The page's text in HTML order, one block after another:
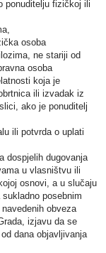
ponuditelju fizičkoj ili
osoba
ne stariji od
osoba
koja je
ili izvadak iz
ako je ponuditelj
ili potvrda o uplati
dospjelih dugovanja
u vlasništvu ili
osnovi, a u slučaju
posebnim
obveza
izjavu da se
dana objavljivanja